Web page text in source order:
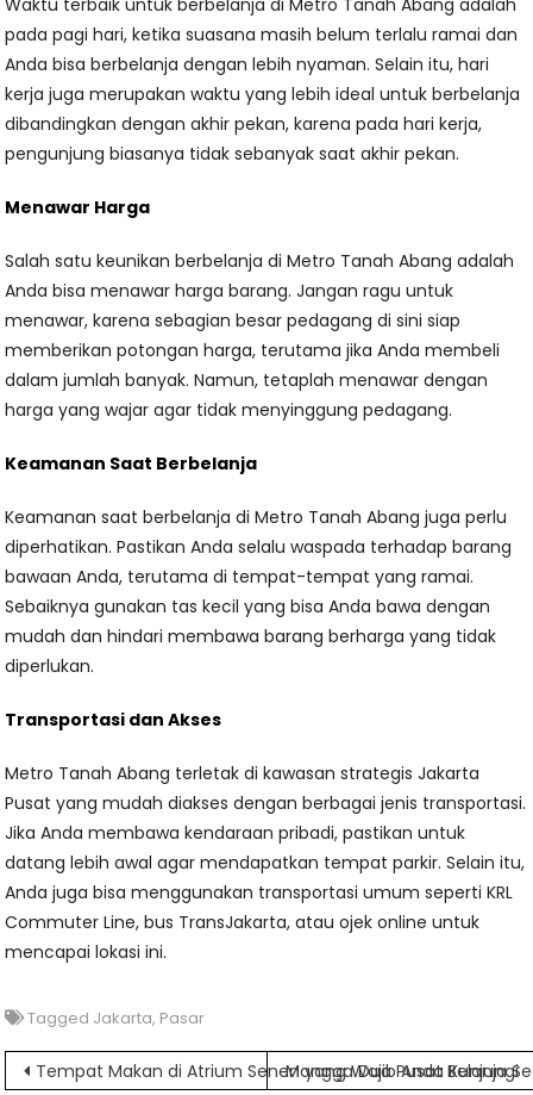
Waktu terbaik untuk berbelanja di Metro Tanah Abang adalah
pada pagi hari, ketika suasana masih belum terlalu ramai dan
Anda bisa berbelanja dengan lebih nyaman. Selain itu, hari
kerja juga merupakan waktu yang lebih ideal untuk berbelanja
dibandingkan dengan akhir pekan, karena pada hari kerja,
pengunjung biasanya tidak sebanyak saat akhir pekan.
Menawar Harga
Salah satu keunikan berbelanja di Metro Tanah Abang adalah
Anda bisa menawar harga barang. Jangan ragu untuk
menawar, karena sebagian besar pedagang di sini siap
memberikan potongan harga, terutama jika Anda membeli
dalam jumlah banyak. Namun, tetaplah menawar dengan
harga yang wajar agar tidak menyinggung pedagang.
Keamanan Saat Berbelanja
Keamanan saat berbelanja di Metro Tanah Abang juga perlu
diperhatikan. Pastikan Anda selalu waspada terhadap barang
bawaan Anda, terutama di tempat-tempat yang ramai.
Sebaiknya gunakan tas kecil yang bisa Anda bawa dengan
mudah dan hindari membawa barang berharga yang tidak
diperlukan.
Transportasi dan Akses
Metro Tanah Abang terletak di kawasan strategis Jakarta
Pusat yang mudah diakses dengan berbagai jenis transportasi.
Jika Anda membawa kendaraan pribadi, pastikan untuk
datang lebih awal agar mendapatkan tempat parkir. Selain itu,
Anda juga bisa menggunakan transportasi umum seperti KRL
Commuter Line, bus TransJakarta, atau ojek online untuk
mencapai lokasi ini.
Tagged Jakarta, Pasar
Navigasi
Tempat Makan di Atrium Senen yang Wajib Anda Kunjungi
Mangga Dua Pusat Belanja